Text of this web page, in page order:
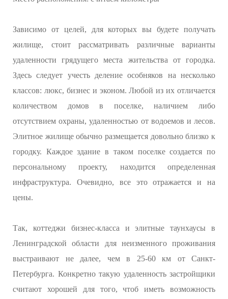
Зависимо от целей, для которых вы будете получать
жилище, стоит рассматривать различные варианты
удаленности грядущего места жительства от городка.
Здесь следует учесть деление особняков на несколько
классов: люкс, бизнес и эконом. Любой из их отличается
количеством домов в поселке, наличием либо
отсутствием охраны, удаленностью от водоемов и лесов.
Элитное жилище обычно размещается довольно близко к
городку. Каждое здание в таком поселке создается по
персональному проекту, находится определенная
инфраструктура. Очевидно, все это отражается и на
цены.
Так, коттеджи бизнес-класса и элитные таунхаусы в
Ленинградской области для неизменного проживания
выстраивают не далее, чем в 25-60 км от Санкт-
Петербурга. Конкретно такую удаленность застройщики
считают хорошей для того, чтоб иметь возможность